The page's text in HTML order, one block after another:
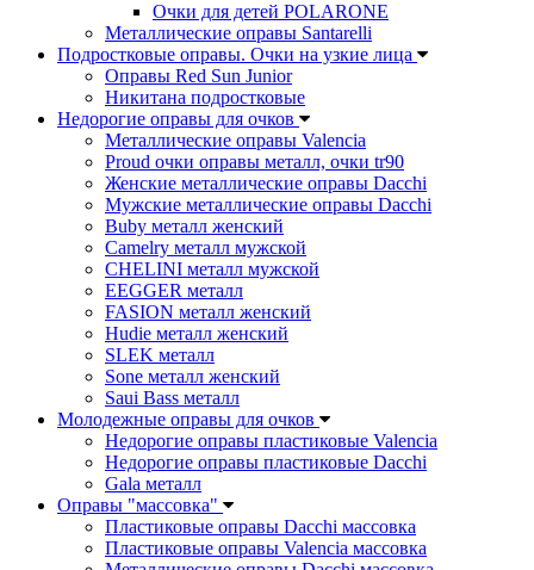
Очки для детей POLARONE
Металлические оправы Santarelli
Подростковые оправы. Очки на узкие лица
Оправы Red Sun Junior
Никитана подростковые
Недорогие оправы для очков
Металлические оправы Valencia
Proud очки оправы металл, очки tr90
Женские металлические оправы Dacchi
Мужские металлические оправы Dacchi
Buby металл женский
Camelry металл мужской
CHELINI металл мужской
EEGGER металл
FASION металл женский
Hudie металл женский
SLEK металл
Sone металл женский
Saui Bass металл
Молодежные оправы для очков
Недорогие оправы пластиковые Valencia
Недорогие оправы пластиковые Dacchi
Gala металл
Оправы "массовка"
Пластиковые оправы Dacchi массовка
Пластиковые оправы Valencia массовка